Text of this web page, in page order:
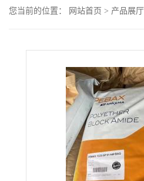
公
您当前的位置： 网站首页 > 产品展厅